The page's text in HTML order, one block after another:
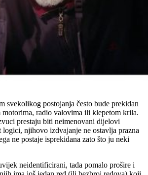
svekolikog postojanja često bude prekidan
radio valovima ili klepetom krila.
prestaju biti neimenovani dijelovi
njihovo izdvajanje ne ostavlja prazna
ne postaje isprekidana zato što ju neki
neidentificirani, tada pomalo prošire i